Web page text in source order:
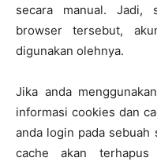
secara manual. Jadi,
browser tersebut,
digunakan olehnya.
Jika anda
informasi cookies dan
anda login pada sebuah
cache akan